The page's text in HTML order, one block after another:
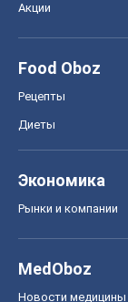
Акции
Food Oboz
Рецепты
Диеты
Экономика
Рынки и компании
MedOboz
Новости медицины